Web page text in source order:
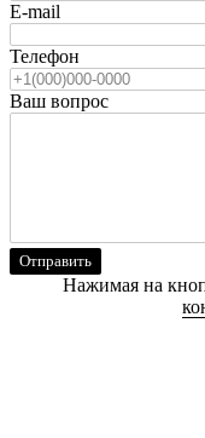
E-mail
Телефон
Ваш вопрос
Отправить
Нажимая на